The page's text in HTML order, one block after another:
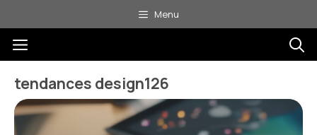
au
contenu
Menu
Menu
tendances design126